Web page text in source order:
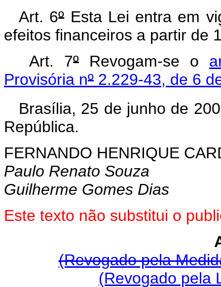
Art. 6ºEsta Lei entra em
efeitos financeiros a partir de
Art. 7º Revogam-se o
Provisória nº 2.229-43, de 6
Brasília, 25 de junho de
República.
FERNANDO HENRIQUE
Paulo Renato Souza
Guilherme Gomes Dias
Este texto não substitui o
(Revogado pela
(Revogado pela